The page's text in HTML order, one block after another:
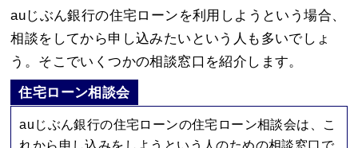
auじぶん銀行の住宅ローンを利用しようという場合、
相談をしてから申し込みたいという人も多いでしょ
う。そこでいくつかの相談窓口を紹介します。
住宅ローン相談会
auじぶん銀行の住宅ローンの住宅ローン相談会は、こ
れから申し込みをしようという人のための相談窓口で